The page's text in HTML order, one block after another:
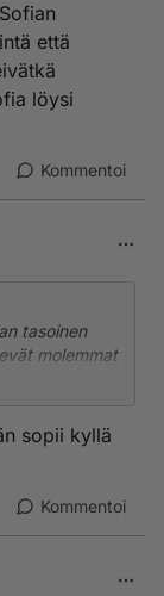
että
löysi
Kommentoi
tasoinen
molemmat
olkoon 💕
sopii kyllä
Kommentoi